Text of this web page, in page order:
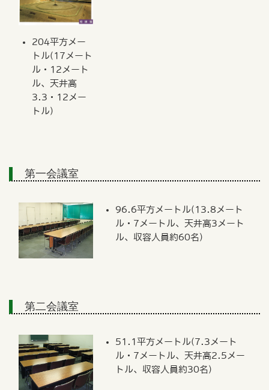
204平方メー
トル(17メート
ル・12メート
ル、天井高
3.3・12メー
トル)
第一会議室
96.6平方メートル(13.8メート
ル・7メートル、天井高3メート
ル、収容人員約60名)
第二会議室
51.1平方メートル(7.3メート
ル・7メートル、天井高2.5メー
トル、収容人員約30名)